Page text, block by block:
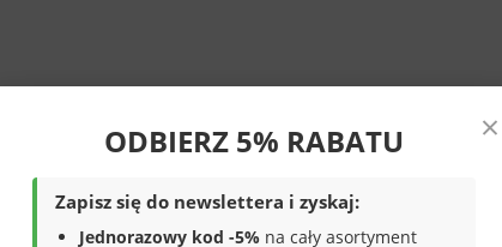
w kolorze brązowym z przeszyciami
×
ODBIERZ 5% RABATU
Zapisz się do newslettera i zyskaj:
Jednorazowy kod -5% na cały asortyment